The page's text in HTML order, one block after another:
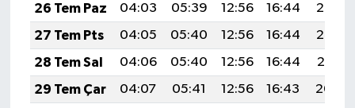
26 Tem Paz
04:03 05:39 12:56 16:44
20:03
27 Tem Pts
04:05 05:40 12:56 16:44
20:02
28 Tem Sal
04:06 05:40 12:56 16:44
20:01
29 Tem Çar
04:07 05:41 12:56 16:43
20:00